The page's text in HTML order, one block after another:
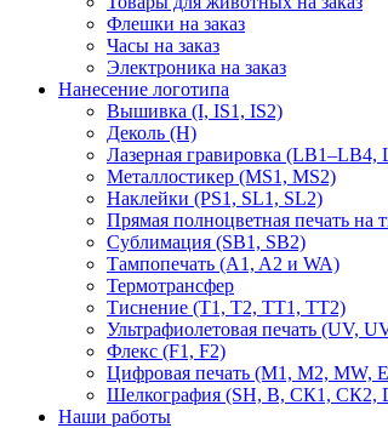
Флешки на заказ
Часы на заказ
Электроника на заказ
Нанесение логотипа
Вышивка (I, IS1, IS2)
Деколь (H)
Лазерная гравировка
Металлостикер (MS1, MS2)
Наклейки (PS1, SL1, SL2)
Прямая полноцветная печать
Сублимация (SB1, SB2)
Тампопечать (A1, A2 и WA)
Термотрансфер
Тиснение (Т1, Т2, ТT1, ТT2)
Ультрафиолетовая печать (UV,
Флекс (F1, F2)
Цифровая печать (M1, M2, MW,
Шелкография (SH, В, СК1, СК2,
Наши работы